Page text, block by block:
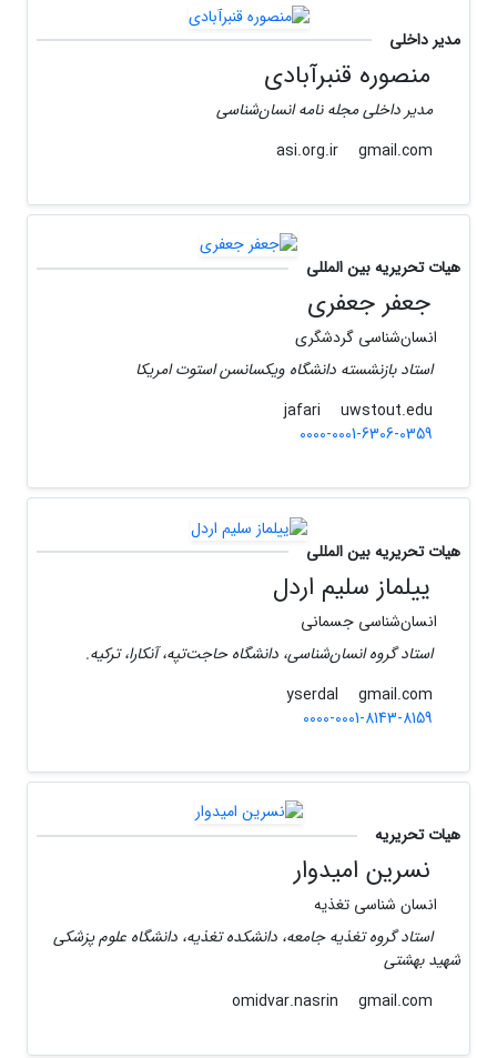
مدیر داخلی
منصوره قنبرآبادی
مدیر داخلی مجله نامه انسان‌شناسی
gmail.com
هیات تحریریه بین المللی
جعفر جعفری
انسان‌شناسی گردشگری
استاد بازنشسته دانشگاه ویکسانسن استوت امریکا
uwstout.edu
0000-0001-6306-0359
هیات تحریریه بین المللی
ییلماز سلیم اردل
انسان‌شناسی جسمانی
استاد گروه انسان‌شناسی، دانشگاه حاجت‌تپه، آنکارا، ترکیه.
gmail.com
0000-0001-8143-8159
هیات تحریریه
نسرین امیدوار
انسان شناسی تغذیه
استاد گروه تغذیه جامعه، دانشکده تغذیه، دانشگاه علوم پزشکی
شهید بهشتی
gmail.com